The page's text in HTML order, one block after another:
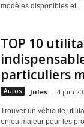
modèles disponibles et...
TOP 10
particuliers
Autos Jules - 4 juin
Trouver un véhicule
enjeu majeur pour les